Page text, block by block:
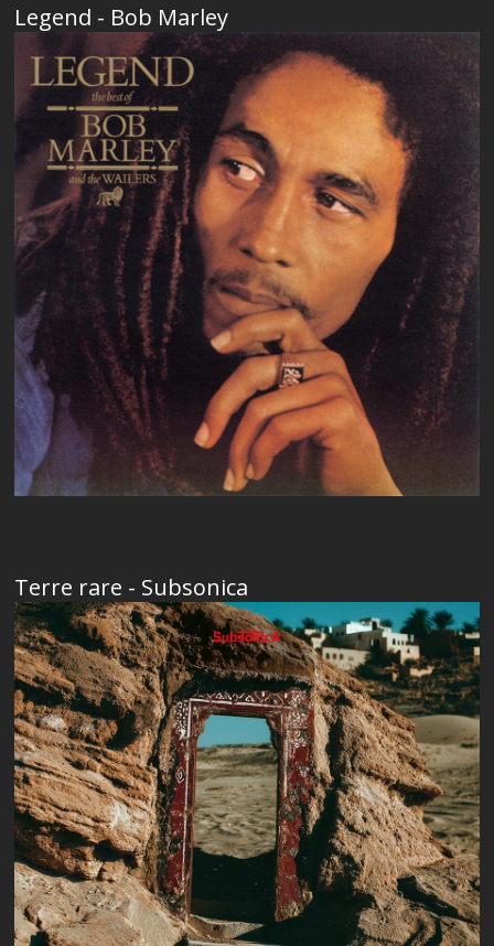
Legend - Bob Marley
Terre rare - Subsonica